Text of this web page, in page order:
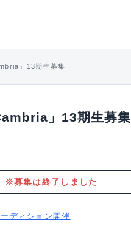
」13期生募集
」13期生募集
※募集は終了しました
ディション開催